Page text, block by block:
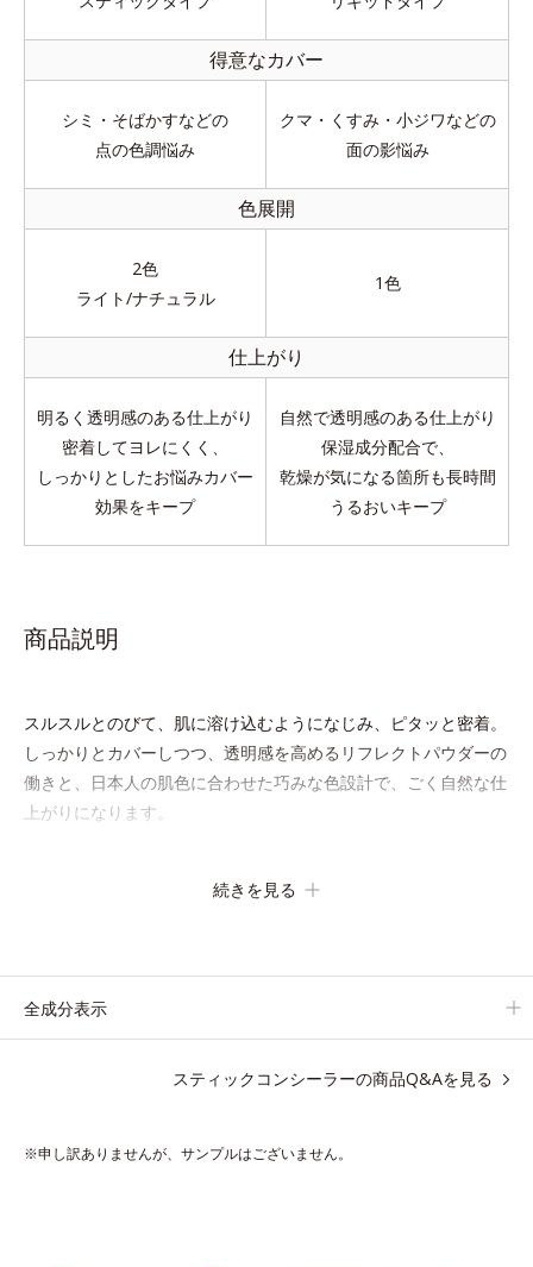
得意なカバー
シミ・そばかすなどの
点の色調悩み
クマ・くすみ・小ジワなどの
面の影悩み
色展開
2色
ライト/ナチュラル
1色
仕上がり
明るく透明感のある仕上がり
密着してヨレにくく、
しっかりとしたお悩みカバー
効果をキープ
自然で透明感のある仕上がり
保湿成分配合で、
乾燥が気になる箇所も長時間
うるおいキープ
商品説明
スルスルとのびて、肌に溶け込むようになじみ、ピタッと密着。
しっかりとカバーしつつ、透明感を高めるリフレクトパウダーの
働きと、日本人の肌色に合わせた巧みな色設計で、ごく自然な仕
上がりになります。
上がり向上粉体 ●アミノフィクサー成分*2配合=肌なじみ・密着性
*1 アルミナ、メチコン *2 ラウロイルグルタミン酸ジ（フィトステ
続きを見る
全成分表示
スティックコンシーラーの商品Q&Aを見る
※申し訳ありませんが、サンプルはございません。